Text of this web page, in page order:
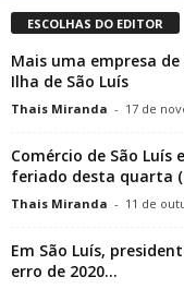
ESCOLHAS DO EDITOR
Mais uma empresa
Ilha de São Luís
Thais Miranda - 17 de
Comércio de São
feriado desta quarta
Thais Miranda - 11 de
Em São Luís,
erro de 2020...